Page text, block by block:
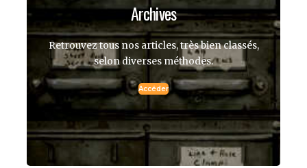
Archives
Retrouvez tous nos articles, très bien classés,
selon diverses méthodes.
Accéder